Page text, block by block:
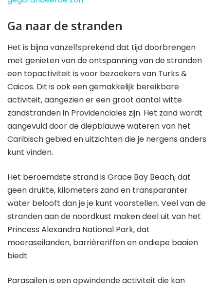
Ga naar de stranden
Het is bijna vanzelfsprekend dat tijd doorbrengen
met genieten van de ontspanning van de stranden
een topactiviteit is voor bezoekers van Turks &
Caicos. Dit is ook een gemakkelijk bereikbare
activiteit, aangezien er een groot aantal witte
zandstranden in Providenciales zijn. Het zand wordt
aangevuld door de diepblauwe wateren van het
Caribisch gebied en uitzichten die je nergens anders
kunt vinden.
Het beroemdste strand is Grace Bay Beach, dat
geen drukte, kilometers zand en transparanter
water belooft dan je je kunt voorstellen. Veel van de
stranden aan de noordkust maken deel uit van het
Princess Alexandra National Park, dat
moeraseilanden, barrièreriffen en ondiepe baaien
biedt.
Parasailen is een opwindende activiteit die kan